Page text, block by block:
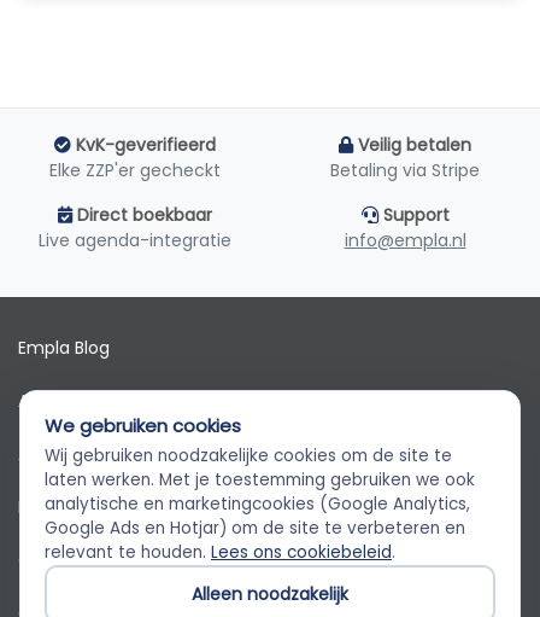
KvK-geverifieerd
Elke ZZP'er gecheckt
Veilig betalen
Betaling via Stripe
Direct boekbaar
Live agenda-integratie
Support
info@empla.nl
Empla Blog
Algemene voorwaarden
AVG
Privacybeleid
Cookiebeleid
Empla Assistent
Altijd beschikbaar, stel een vraag
We gebruiken cookies
Wij gebruiken noodzakelijke cookies om de site te
laten werken. Met je toestemming gebruiken we ook
analytische en marketingcookies (Google Analytics,
Google Ads en Hotjar) om de site te verbeteren en
relevant te houden. Lees ons cookiebeleid.
Alleen noodzakelijk